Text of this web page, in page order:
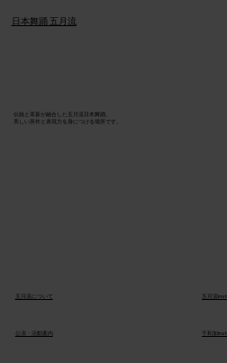
​日本舞踊 五月流
伝統と革新が融合した五月流日本舞踊。
美しい所作と表現力を身につける場所です。
五月流について
千和加
公演・活動案内
五月流